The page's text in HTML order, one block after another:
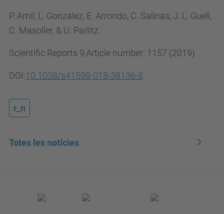
P. Amil, L. González, E. Arrondo, C. Salinas, J. L. Guell,
C. Masoller, & U. Parlitz.
Scientific Reports 9,Article number: 1157 (2019)
DOI:10.1038/s41598-018-38136-8
r_n
Totes les notícies